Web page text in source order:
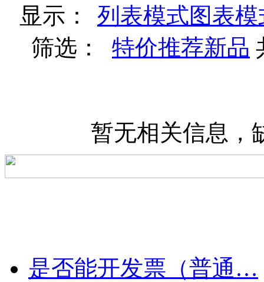
显示： 列表模式图表模
筛选：
特价推荐新品
暂无相关信息，
是否能开发票（普通…